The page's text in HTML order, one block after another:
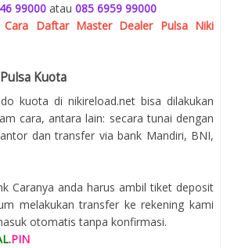
99000 atau 085 6959 99000
Cara Daftar Master Dealer Pulsa Niki
Kuota
kuota di nikireload.net bisa dilakukan
cara, antara lain: secara tunai dengan
dan transfer via bank Mandiri, BNI,
Caranya anda harus ambil tiket deposit
melakukan transfer ke rekening kami
otomatis tanpa konfirmasi.
.PIN